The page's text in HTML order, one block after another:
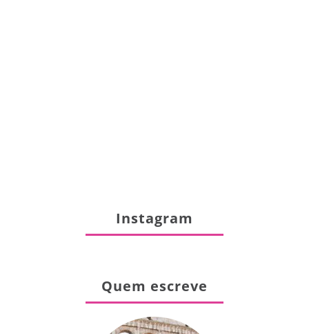
Instagram
Quem escreve